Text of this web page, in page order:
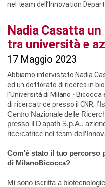
nel team dell’Innovation
Nadia Casatta
tra università e
17 Maggio 2023
Abbiamo intervistato Nadia
ed un dottorato di ricerca in
l’Università di Milano -
di ricercatrice presso il CNR,
Centro Nazionale delle
presso il Diapath S.p.A.,
ricercatrice nel team
Com’è stato il tuo percorso
di MilanoBicocca?
Mi sono iscritta a